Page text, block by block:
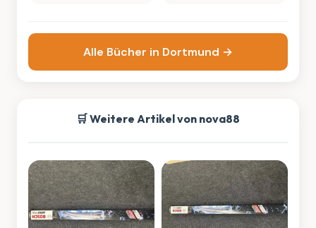
Alle Bücher in Dortmund →
🛒 Weitere Artikel von nova88